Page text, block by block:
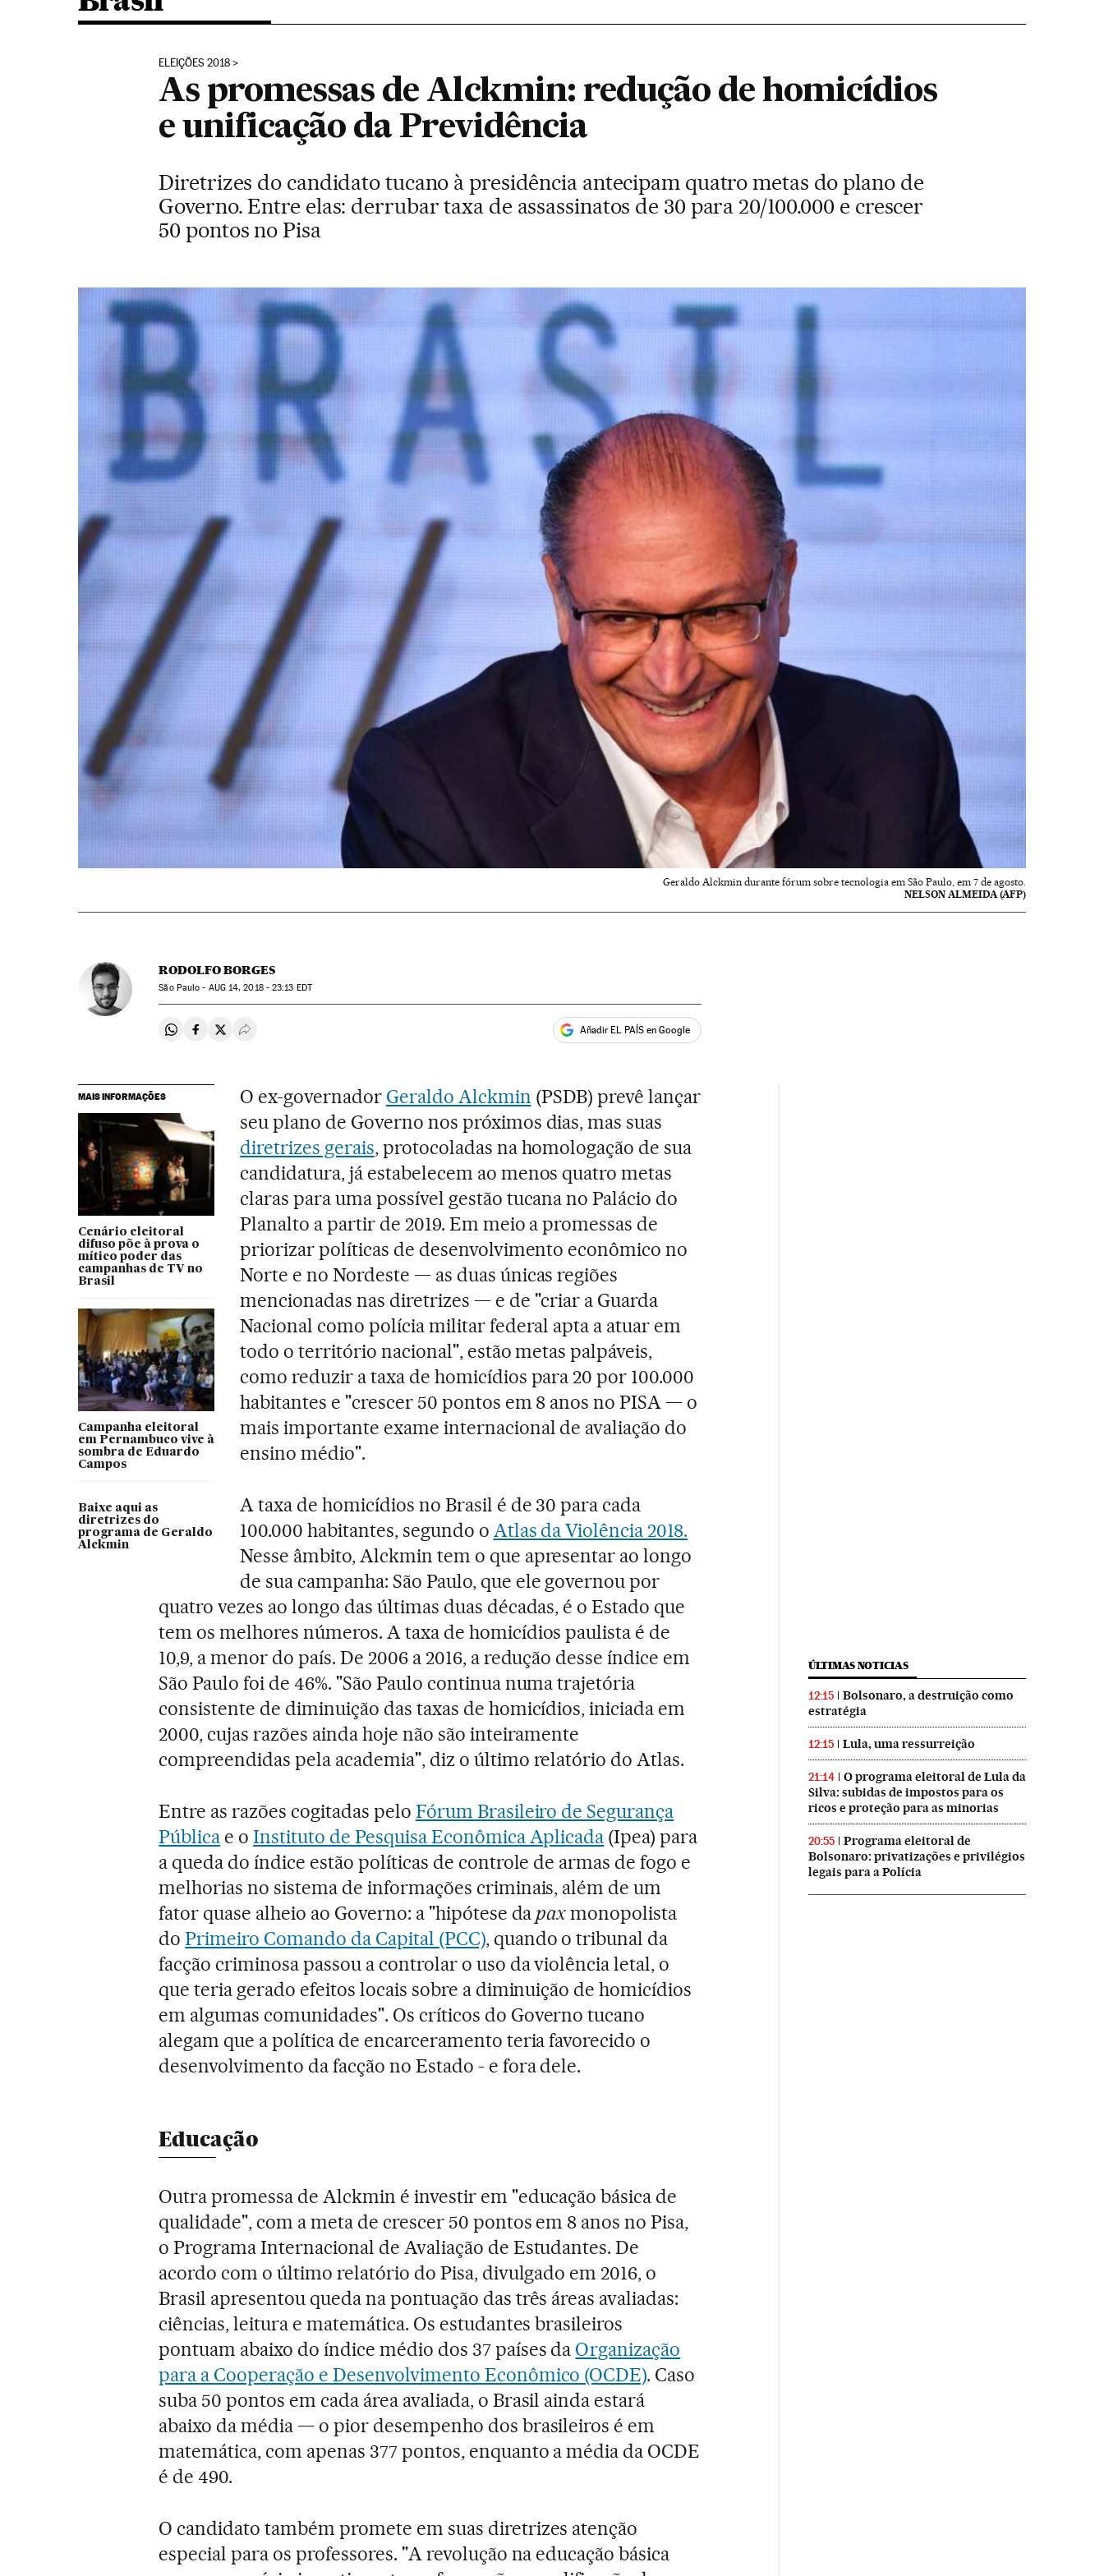
ELEIÇÕES 2018
As promessas de Alckmin: redução de homicídios
e unificação da Previdência
Diretrizes do candidato tucano à presidência antecipam quatro metas do plano de
Governo. Entre elas: derrubar taxa de assassinatos de 30 para 20/100.000 e crescer
50 pontos no Pisa
Geraldo Alckmin durante fórum sobre tecnologia em São Paulo, em 7 de agosto.
NELSON ALMEIDA (AFP)
RODOLFO BORGES
São Paulo - AUG14, 2018 - 23:13 EDT
Compartir en Whatsapp
Compartir en Facebook
Compartir en Twitter
Desplegar Redes Sociales Añadir EL PAÍS en Google
MAIS INFORMAÇÕES
Cenário eleitoral
difuso põe à prova o
mítico poder das
campanhas de TV no
Brasil
Campanha eleitoral
em Pernambuco vive à
sombra de Eduardo
Campos
Baixe aqui as
diretrizes do
programa de Geraldo
Alckmin
O ex-governador Geraldo Alckmin (PSDB) prevê lançar
seu plano de Governo nos próximos dias, mas suas
diretrizes gerais, protocoladas na homologação de sua
candidatura, já estabelecem ao menos quatro metas
claras para uma possível gestão tucana no Palácio do
Planalto a partir de 2019. Em meio a promessas de
priorizar políticas de desenvolvimento econômico no
Norte e no Nordeste — as duas únicas regiões
mencionadas nas diretrizes — e de "criar a Guarda
Nacional como polícia militar federal apta a atuar em
todo o território nacional", estão metas palpáveis,
como reduzir a taxa de homicídios para 20 por 100.000
habitantes e "crescer 50 pontos em 8 anos no PISA — o
mais importante exame internacional de avaliação do
ensino médio".
A taxa de homicídios no Brasil é de 30 para cada
100.000 habitantes, segundo o Atlas da Violência 2018.
Nesse âmbito, Alckmin tem o que apresentar ao longo
de sua campanha: São Paulo, que ele governou por
quatro vezes ao longo das últimas duas décadas, é o Estado que
tem os melhores números. A taxa de homicídios paulista é de
10,9, a menor do país. De 2006 a 2016, a redução desse índice em
São Paulo foi de 46%. "São Paulo continua numa trajetória
consistente de diminuição das taxas de homicídios, iniciada em
2000, cujas razões ainda hoje não são inteiramente
compreendidas pela academia", diz o último relatório do Atlas.
Entre as razões cogitadas pelo Fórum Brasileiro de Segurança
Pública e oInstituto de Pesquisa Econômica Aplicada (Ipea) para
a queda do índice estão políticas de controle de armas de fogo e
melhorias no sistema de informações criminais, além de um
fator quase alheio ao Governo: a "hipótese da paxmonopolista
doPrimeiro Comando da Capital (PCC), quando o tribunal da
facção criminosa passou a controlar o uso da violência letal, o
que teria gerado efeitos locais sobre a diminuição de homicídios
em algumas comunidades". Os críticos do Governo tucano
alegam que a política de encarceramento teria favorecido o
desenvolvimento da facção no Estado - e fora dele.
Educação
Outra promessa de Alckmin é investir em "educação básica de
qualidade", com a meta de crescer 50 pontos em 8 anos no Pisa,
o Programa Internacional de Avaliação de Estudantes. De
acordo com o último relatório do Pisa, divulgado em 2016, o
Brasil apresentou queda na pontuação das três áreas avaliadas:
ciências, leitura e matemática. Os estudantes brasileiros
pontuam abaixo do índice médio dos 37 países da Organização
para a Cooperação e Desenvolvimento Econômico (OCDE). Caso
suba 50 pontos em cada área avaliada, o Brasil ainda estará
abaixo da média — o pior desempenho dos brasileiros é em
matemática, com apenas 377 pontos, enquanto a média da OCDE
é de 490.
O candidato também promete em suas diretrizes atenção
especial para os professores. "A revolução na educação básica
ÚLTIMAS NOTICIAS
12:15
Bolsonaro, a destruição como
estratégia
12:15 Lula, uma ressurreição
21:14
O programa eleitoral de Lula da
Silva: subidas de impostos para os
ricos e proteção para as minorias
20:55
Programa eleitoral de
Bolsonaro: privatizações e privilégios
legais para a Polícia